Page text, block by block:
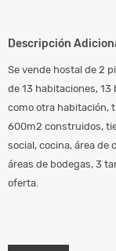
Descripción
Se vende hostal de 2
de 13 habitaciones, 13
como otra habitación,
600m2 construidos,
social, cocina, área de
áreas de bodegas, 3
oferta.